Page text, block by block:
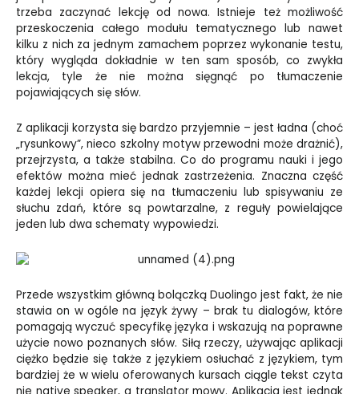
trzeba zaczynać lekcję od nowa. Istnieje też możliwość
przeskoczenia całego modułu tematycznego lub nawet
kilku z nich za jednym zamachem poprzez wykonanie testu,
który wygląda dokładnie w ten sam sposób, co zwykła
lekcja, tyle że nie można sięgnąć po tłumaczenie
pojawiających się słów.
Z aplikacji korzysta się bardzo przyjemnie – jest ładna (choć
„rysunkowy”, nieco szkolny motyw przewodni może drażnić),
przejrzysta, a także stabilna. Co do programu nauki i jego
efektów można mieć jednak zastrzeżenia. Znaczna część
każdej lekcji opiera się na tłumaczeniu lub spisywaniu ze
słuchu zdań, które są powtarzalne, z reguły powielające
jeden lub dwa schematy wypowiedzi.
Przede wszystkim główną bolączką Duolingo jest fakt, że nie
stawia on w ogóle na język żywy – brak tu dialogów, które
pomagają wyczuć specyfikę języka i wskazują na poprawne
użycie nowo poznanych słów. Siłą rzeczy, używając aplikacji
ciężko będzie się także z językiem osłuchać z językiem, tym
bardziej że w wielu oferowanych kursach ciągle tekst czyta
nie native speaker, a translator mowy. Aplikacja jest jednak